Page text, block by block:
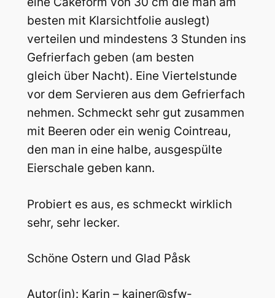
besten mit Klarsichtfolie auslegt)
verteilen und mindestens 3 Stunden ins
Gefrierfach geben (am besten
gleich über Nacht). Eine Viertelstunde
vor dem Servieren aus dem Gefrierfach
nehmen. Schmeckt sehr gut zusammen
mit Beeren oder ein wenig Cointreau,
den man in eine halbe, ausgespülte
Eierschale geben kann.
Probiert es aus, es schmeckt wirklich
sehr, sehr lecker.
Schöne Ostern und Glad Påsk
Autor(in): Karin – kainer@sfw-